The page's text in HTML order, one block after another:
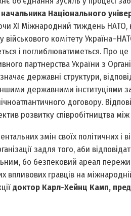
Національного
ХІ Міжнародний тиждень НАТО,
комітету
і поглиблюватиметься. Про це
партнерства України з
державні структури,
державними інституціями
договору.
розвитку співробітництва
змін своїх політичних і
задля того, аби
бо безпековий ареал
впливових гравців на
доктор Карл-Хейнц Камп,